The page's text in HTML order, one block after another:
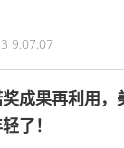
9:07:07
成果再利用，
了！